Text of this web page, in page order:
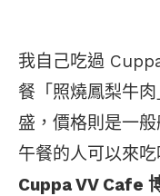
我自己吃過
餐「照燒鳳梨牛
盛，價格則是一
午餐的人可以來
Cuppa VV Cafe